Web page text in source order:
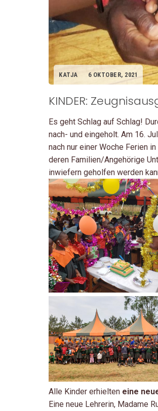
KATJA 6 OKTOBER, 2021
KINDER:
Es geht Schlag auf Schlag!
nach- und eingeholt. Am 16.
nach nur einer Woche Ferien
deren Familien/Angehörige
inwiefern geholfen werden
Alle Kinder erhielten eine
Eine neue Lehrerin, Madame